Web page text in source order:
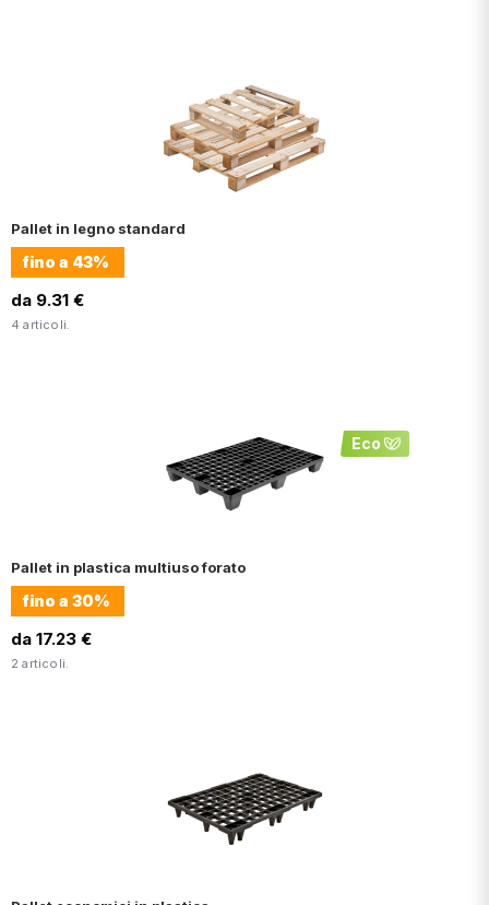
Pallet in legno standard
fino a 43%
da 9.31 €
4 articoli.
Eco
Pallet in plastica multiuso forato
fino a 30%
da 17.23 €
2 articoli.